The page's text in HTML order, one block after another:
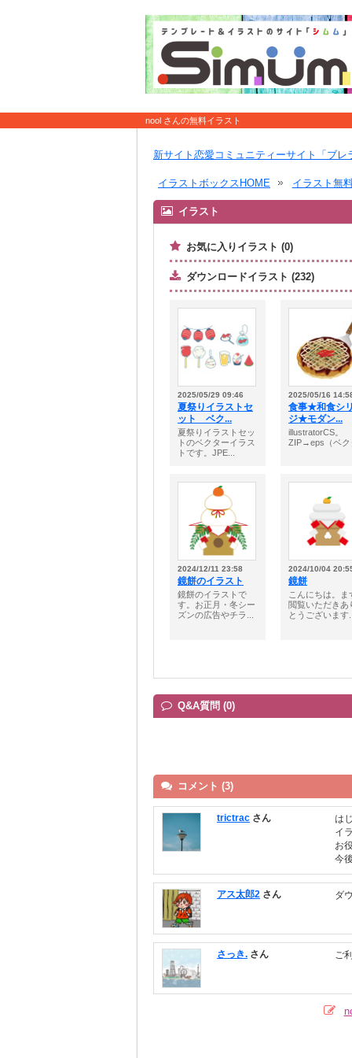
nool さんの無料イラスト
新サイト恋愛コミュニティーサイト「ブレ
イラストボックスHOME イラスト無
イラスト
お気に入りイラスト (0)
ダウンロードイラスト (232)
2025/05/29 09:46
夏祭りイラストセ
ット ベク...
夏祭りイラストセッ
トのベクターイラス
トです。JPE...
2025/05/16
食事★和食シ
ジ★モダン...
illustratorCS。
ZIP→eps（ベク
2024/12/11 23:58
鏡餅のイラスト
鏡餅のイラストで
す。お正月・冬シー
ズンの広告やチラ...
2024/10/04
鏡餅
こんにちは。ま
閲覧いただきあ
とうございます
Q&A質問 (0)
コメント (3)
trictrac さん
は
イ
お
今
アス太郎2 さん ダ
さっき. さん ご